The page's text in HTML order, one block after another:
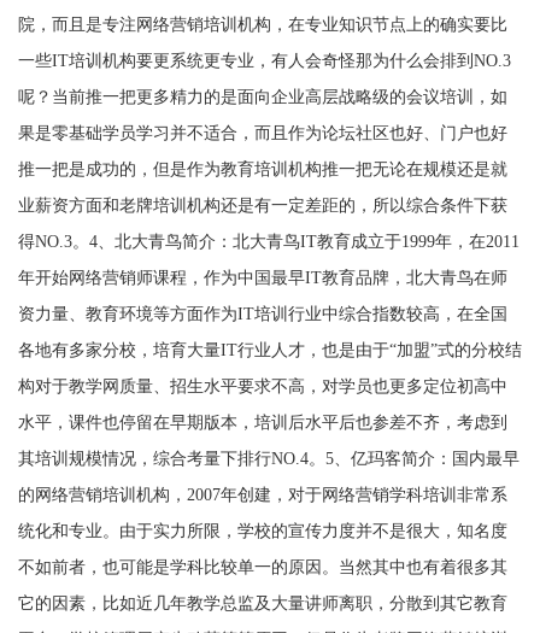
院，而且是专注网络营销培训机构，在专业知识节点上的确实要比
一些IT培训机构要更系统更专业，有人会奇怪那为什么会排到NO.3
呢？当前推一把更多精力的是面向企业高层战略级的会议培训，如
果是零基础学员学习并不适合，而且作为论坛社区也好、门户也好
推一把是成功的，但是作为教育培训机构推一把无论在规模还是就
业薪资方面和老牌培训机构还是有一定差距的，所以综合条件下获
得NO.3。4、北大青鸟简介：北大青鸟IT教育成立于1999年，在2011
年开始网络营销师课程，作为中国最早IT教育品牌，北大青鸟在师
资力量、教育环境等方面作为IT培训行业中综合指数较高，在全国
各地有多家分校，培育大量IT行业人才，也是由于“加盟”式的分校结
构对于教学网质量、招生水平要求不高，对学员也更多定位初高中
水平，课件也停留在早期版本，培训后水平后也参差不齐，考虑到
其培训规模情况，综合考量下排行NO.4。5、亿玛客简介：国内最早
的网络营销培训机构，2007年创建，对于网络营销学科培训非常系
统化和专业。由于实力所限，学校的宣传力度并不是很大，知名度
不如前者，也可能是学科比较单一的原因。当然其中也有着很多其
它的因素，比如近几年教学总监及大量讲师离职，分散到其它教育